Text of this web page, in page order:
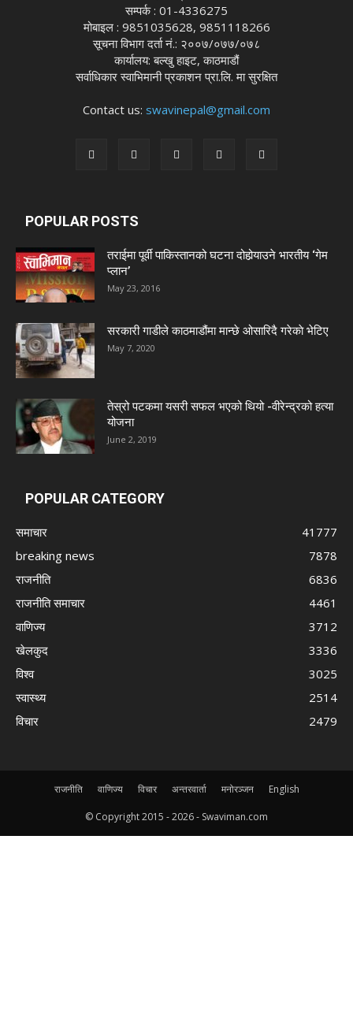
सम्पर्क : 01-4336275
मोबाइल : 9851035628, 9851118266
सूचना विभाग दर्ता नं.: २००७/०७७/०७८
कार्यालय: बल्खु हाइट, काठमाडौं
सर्वाधिकार स्वाभिमानी प्रकाशन प्रा.लि. मा सुरक्षित
Contact us: swavinepal@gmail.com
POPULAR POSTS
तराईमा पूर्वी पाकिस्तानको घटना दोहोर्‍याउने भारतीय ‘गेम
प्लान’
May 23, 2016
सरकारी गाडीले काठमाडौंमा मान्छे ओसारिदै गरेकाे भेटिए
May 7, 2020
तेस्रो पटकमा यसरी सफल भएको थियो -वीरेन्द्रको हत्या
योजना
June 2, 2019
POPULAR CATEGORY
समाचार
41777
breaking news
7878
राजनीति
6836
राजनीति समाचार
4461
वाणिज्य
3712
खेलकुद
3336
विश्व
3025
स्वास्थ्य
2514
विचार
2479
राजनीति वाणिज्य विचार अन्तरवार्ता मनोरञ्जन English
© Copyright 2015 -2026 - Swaviman.com